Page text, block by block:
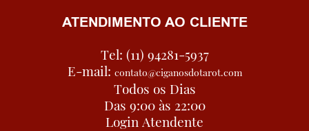
ATENDIMENTO AO CLIENTE
Tel: (11) 94281-5937
E-mail: contato@ciganosdotarot.com
Todos os Dias
Das 9:00 às 22:00
Login Atendente